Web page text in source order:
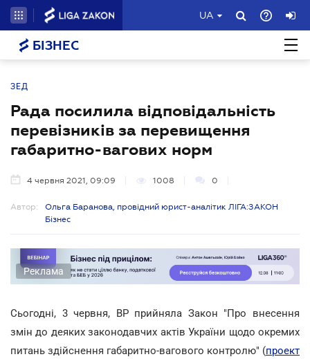
UA
БІЗНЕС
ЗЕД
Рада посилила відповідальність
перевізників за перевищення
габаритно-вагових норм
4 червня 2021, 09:09 1008 0
Автор:
Ольга Баранова, провідний юрист-аналітик ЛІГА:ЗАКОН
Бізнес
Реклама
Сьогодні, 3 червня, ВР прийняла Закон "Про внесення
змін до деяких законодавчих актів України щодо окремих
питань здійснення габаритно-вагового контролю" (проект